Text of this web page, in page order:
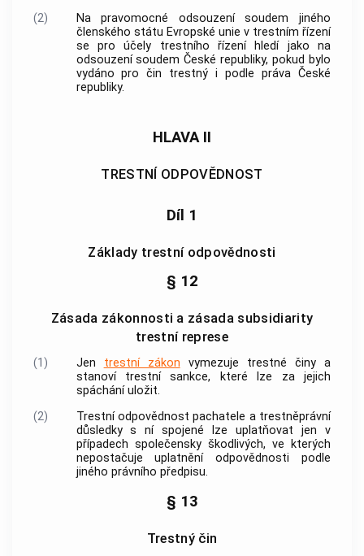
(2)
Na pravomocné odsouzení soudem jiného
členského státu Evropské unie v trestním řízení
se pro účely trestního řízeníhledí jako na
odsouzení soudem České republiky, pokud bylo
vydáno pro čin trestný i podle práva České
republiky.
HLAVA II
TRESTNÍ ODPOVĚDNOST
Díl 1
Základy trestní odpovědnosti
§ 12
Zásada zákonnosti a zásada subsidiarity
trestní represe
(1) Jen trestní zákon vymezuje trestné činya
stanoví trestní sankce, které lze za jejich
spáchání uložit.
(2)
Trestní odpovědnost pachatele a trestněprávní
důsledky s ní spojené lze uplatňovat jen v
případech společensky škodlivých, ve kterých
nepostačuje uplatnění odpovědnosti podle
jiného právního předpisu.
§ 13
Trestný čin